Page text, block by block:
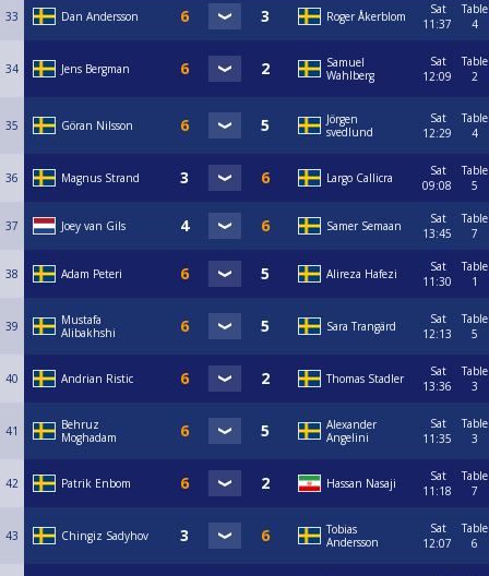
33 Dan Andersson Roger Åkerblom
Sat
11:37
Table
4
34 Jens Bergman
Samuel
Wahlberg
Sat
12:09
Table
2
35 Göran Nilsson
Jörgen
svedlund
Sat
12:29
Table
4
36 Magnus Strand Largo Callicra
Sat
09:08
Table
5
37 Joey van Gils Samer Semaan
Sat
13:45
Table
7
38 Adam Peteri Alireza Hafezi
Sat
11:30
Table
1
39
Mustafa
Alibakhshi
Sara Trangärd
Sat
12:13
Table
5
40 Andrian Ristic Thomas Stadler
Sat
13:36
Table
3
41
Behruz
Moghadam
Alexander
Angelini
Sat
11:35
Table
3
42 Patrik Enbom Hassan Nasaji
Sat
11:18
Table
7
43 Chingiz Sadyhov
Tobias
Andersson
Sat
12:07
Table
6